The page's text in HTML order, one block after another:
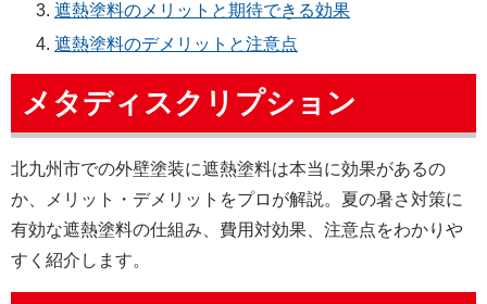
遮熱塗料のメリットと期待できる効果
遮熱塗料のデメリットと注意点
メタディスクリプション
北九州市での外壁塗装に遮熱塗料は本当に効果があるの
か、メリット・デメリットをプロが解説。夏の暑さ対策に
有効な遮熱塗料の仕組み、費用対効果、注意点をわかりや
すく紹介します。